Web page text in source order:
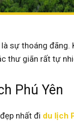
sự thoáng
thư giãn rất tự
Phú Yên
nhất đi du lịch